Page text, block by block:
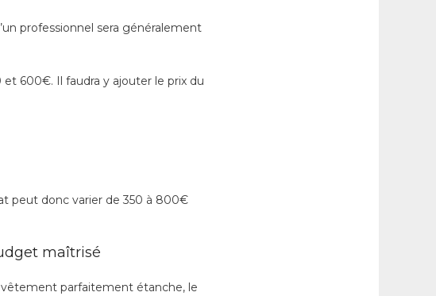
professionnel sera généralement
et 600€. Il faudra y ajouter le prix du
peut donc varier de 350 à 800€
maîtrisé
parfaitement étanche, le